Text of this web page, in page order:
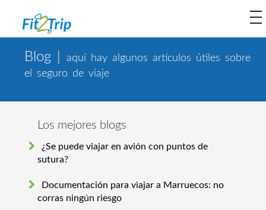
Blog |
aquí hay algunos artículos útiles sobre
el seguro de viaje
Los mejores blogs
¿Se puede viajar en avión con puntos de
sutura?
Documentación para viajar a Marruecos: no
corras ningún riesgo